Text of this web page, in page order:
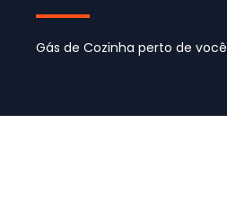
Gás de Cozinha perto de você